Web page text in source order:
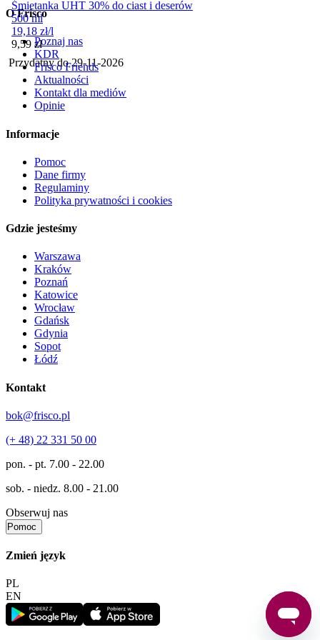
Śmietanka UHT 30% do ciast i deserów
500 ml
19,18 zł/l
Cena
9,59 zł
Przydatny do29-11-2026
O Frisco
Poznaj nas
KDR
Frisco Friends
Aktualności
Kontakt dla mediów
Opinie
Informacje
Pomoc
Dane firmy
Regulaminy
Polityka prywatności i cookies
Gdzie jesteśmy
Warszawa
Kraków
Poznań
Katowice
Wrocław
Gdańsk
Gdynia
Sopot
Łódź
Kontakt
bok@frisco.pl
(+ 48) 22 331 50 00
pon. - pt. 7.00 - 22.00
sob. - niedz. 8.00 - 21.00
Obserwuj nas
Pomoc
Zmień język
PL
EN